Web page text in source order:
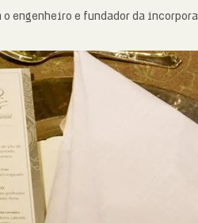
engenheiro e fundador da